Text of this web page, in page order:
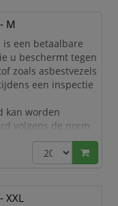
en de hele dag
tegen droge
chemische
Type 5/6)
M
is een betaalbare
u beschermt tegen
zoals asbestvezels
een inspectie
kan worden
volgens de norm
III, type 5/6
en de hele dag
XXL